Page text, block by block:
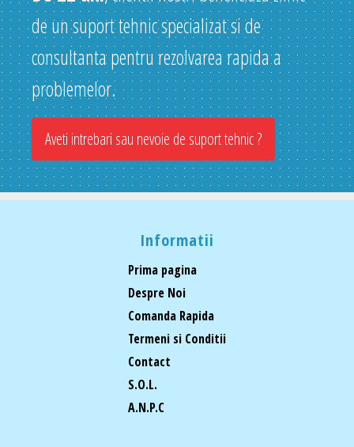
de un suport tehnic specializat si de
consultanta pentru rezolvarea rapida a
problemelor.
Aveti intrebari sau nevoie de suport tehnic ?
Informatii
Prima pagina
Despre Noi
Comanda Rapida
Termeni si Conditii
Contact
S.O.L.
A.N.P.C